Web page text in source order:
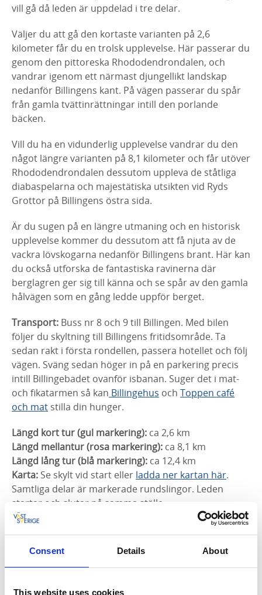
Consent Details About
This website uses cookies
vill gå då leden är uppdelad i tre delar.
Väljer du att gå den kortaste varianten på 2,6
kilometer får du en trolsk upplevelse. Här passerar du
genom den pittoreska Rhododendrondalen, och
vandrar igenom ett närmast djungellikt landskap
nedanför Billingens kant. På vägen passerar du spår
från gamla tvättinrättningar intill den porlande
bäcken.
Vill du ha en vidunderlig upplevelse vandrar du den
något längre varianten på 8,1 kilometer och får utöver
Rhododendrondalen dessutom uppleva de ståtliga
diabaspelarna och majestätiska utsikten vid Ryds
Grottor på Billingens östra sida.
Är du sugen på en längre utmaning och en historisk
upplevelse kommer du dessutom att få njuta av de
vackra lövskogarna nedanför Billingens brant. Här kan
du också utforska de fantastiska ravinerna där
berglagren ger sig till känna och se spår av den gamla
hålvägen som en gång ledde uppför berget.
Transport: Buss nr 8 och 9 till Billingen. Med bilen
följer du skyltning till Billingens fritidsområde. Ta
sedan rakt i första rondellen, passera hotellet och följ
vägen. Sväng sedan höger in på en parkering precis
intill Billingebadet ovanför isbanan. Suger det i mat-
och fikatarmen så kan Billingehus och Toppen café
och mat stilla din hunger.
Längd kort tur (gul markering): ca 2,6 km
Längd mellantur (rosa markering): ca 8,1 km
Längd lång tur (blå markering): ca 12,4 km
Karta: Se skylt vid start eller ladda ner kartan här.
Samtliga delar är markerade rundslingor. Leden
startar och slutar på samma ställe.